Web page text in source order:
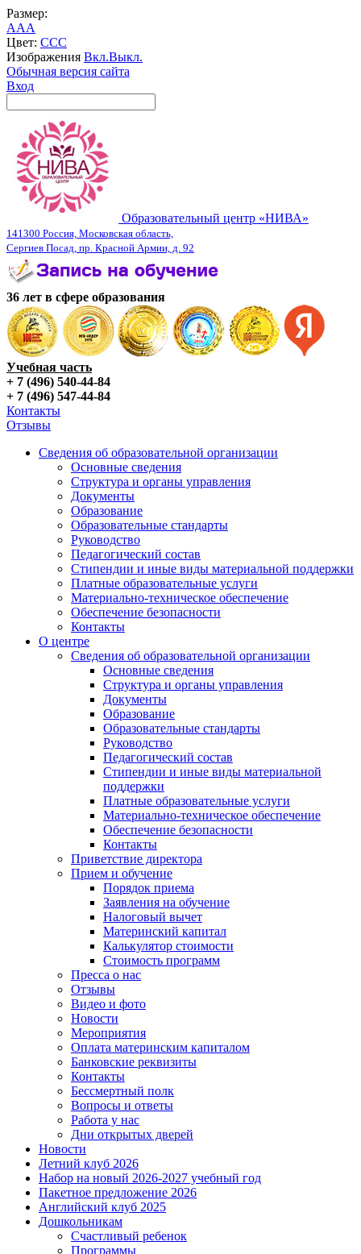
Размер:
AAA
Цвет: CCC
Изображения Вкл.Выкл.
Обычная версия сайта
Вход
Образовательный центр «НИВА»
141300 Россия, Московская область,
Сергиев Посад, пр. Красной Армии, д. 92
36 лет в сфере образования
Учебная часть
+ 7 (496) 540-44-84
+ 7 (496) 547-44-84
Контакты
Отзывы
Сведения об образовательной организации
Основные сведения
Структура и органы управления
Документы
Образование
Образовательные стандарты
Руководство
Педагогический состав
Стипендии и иные виды материальной поддержки
Платные образовательные услуги
Материально-техническое обеспечение
Обеспечение безопасности
Контакты
О центре
Сведения об образовательной организации
Основные сведения
Структура и органы управления
Документы
Образование
Образовательные стандарты
Руководство
Педагогический состав
Стипендии и иные виды материальной
поддержки
Платные образовательные услуги
Материально-техническое обеспечение
Обеспечение безопасности
Контакты
Приветствие директора
Прием и обучение
Порядок приема
Заявления на обучение
Налоговый вычет
Материнский капитал
Калькулятор стоимости
Стоимость программ
Пресса о нас
Отзывы
Видео и фото
Новости
Мероприятия
Оплата материнским капиталом
Банковские реквизиты
Контакты
Бессмертный полк
Вопросы и ответы
Работа у нас
Дни открытых дверей
Новости
Летний клуб 2026
Набор на новый 2026-2027 учебный год
Пакетное предложение 2026
Английский клуб 2025
Дошкольникам
Счастливый ребенок
Программы